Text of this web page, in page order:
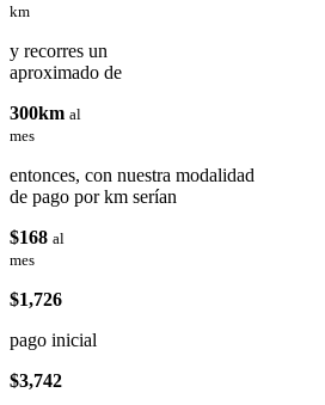
km
y recorres un
aproximado de
300km al
mes
entonces, con nuestra modalidad
de pago por km serían
$168 al
mes
$1,726
pago inicial
$3,742